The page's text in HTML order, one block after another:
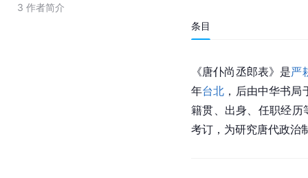
3 作者简介
条目
《唐仆尚丞郎表》是严
年台北 ，后由中华书
籍贯、出身、任职经历
考订，为研究唐代政治